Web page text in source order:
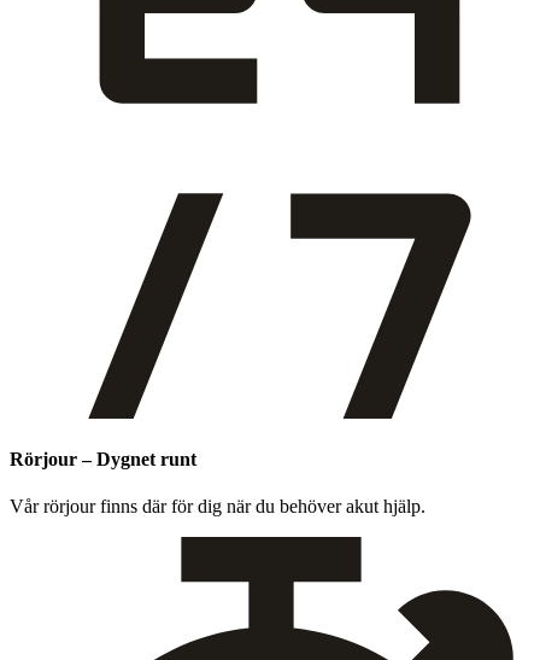
Rörjour – Dygnet runt
Vår rör­jour finns där för dig när du behöver akut hjälp.